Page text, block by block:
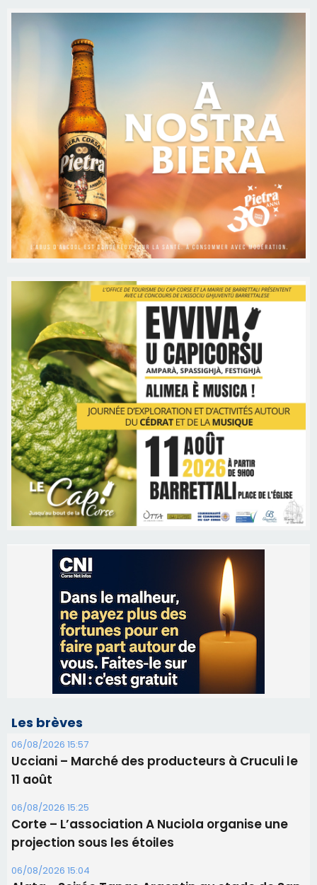
Les brèves
06/08/2026 15:57
Ucciani – Marché des producteurs à Cruculi le
06/08/2026 15:25
Corte – L’association A Nuciola organise une
06/08/2026 15:04
Alata - Soirée Tango Argentin au stade de San
Benedetto
05/08/2026 09:53
Biguglia : messe de la Sainte-Marie et
procession le 14 août
31/07/2026 08:24
Tennis - Début ce week-end du tournoi du